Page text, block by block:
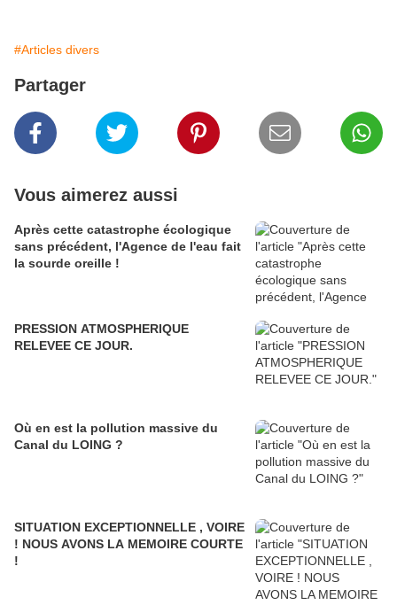
#Articles divers
Partager
Vous aimerez aussi
Après cette catastrophe écologique
sans précédent, l'Agence de l'eau fait
la sourde oreille !
PRESSION ATMOSPHERIQUE
RELEVEE CE JOUR.
Où en est la pollution massive du
Canal du LOING ?
SITUATION EXCEPTIONNELLE , VOIRE
! NOUS AVONS LA MEMOIRE COURTE
!